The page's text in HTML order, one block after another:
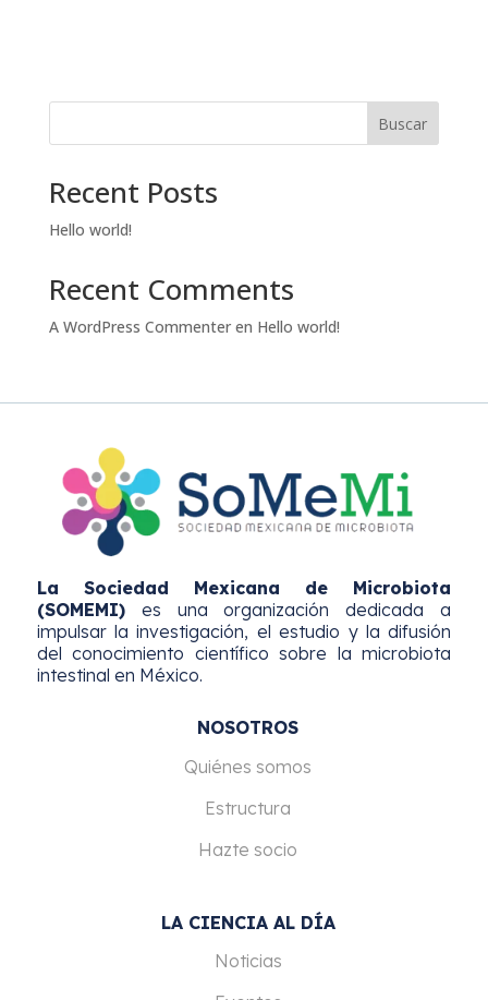
Buscar
Recent Posts
Hello world!
Recent Comments
A WordPress Commenteren Hello world!
La Sociedad Mexicana de Microbiota
(SOMEMI)es una organización dedicada a
impulsar la investigación, el estudio y la difusión
del conocimiento científico sobre la microbiota
intestinal en México.
NOSOTROS
Quiénes somos
Estructura
Hazte socio
LA CIENCIA AL DÍA
Noticias